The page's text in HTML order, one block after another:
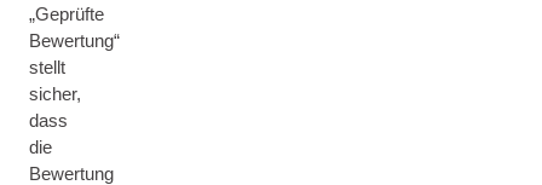
„Geprüfte
Bewertung“
stellt
sicher,
dass
die
Bewertung